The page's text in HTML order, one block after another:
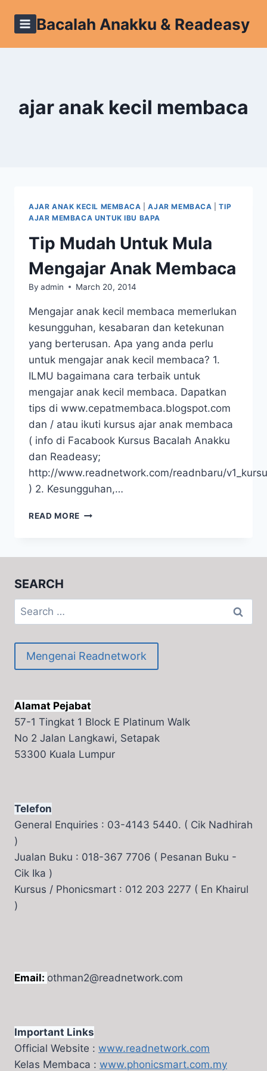
Bacalah Anakku & Readeasy
ajar anak kecil membaca
AJAR ANAK KECIL MEMBACA |AJAR MEMBACA |TIP
AJAR MEMBACA UNTUK IBU BAPA
Tip Mudah Untuk Mula
Mengajar Anak Membaca
By admin March 20, 2014
Mengajar anak kecil membaca memerlukan
kesungguhan, kesabaran dan ketekunan
yang berterusan. Apa yang anda perlu
untuk mengajar anak kecil membaca? 1.
ILMU bagaimana cara terbaik untuk
mengajar anak kecil membaca. Dapatkan
tips di www.cepatmembaca.blogspot.com
dan / atau ikuti kursus ajar anak membaca
( info di Facabook Kursus Bacalah Anakku
dan Readeasy;
http://www.readnetwork.com/readnbaru/
) 2. Kesungguhan,…
READ MORE TIP
SEARCH
Search
for:
Mengenai Readnetwork
Alamat Pejabat
57-1 Tingkat 1 Block E Platinum Walk
No 2 Jalan Langkawi, Setapak
53300 Kuala Lumpur
Telefon
General Enquiries : 03-4143 5440. ( Cik Nadhirah
)
Jualan Buku : 018-367 7706 ( Pesanan Buku -
Cik Ika )
Kursus / Phonicsmart : 012 203 2277 ( En Khairul
)
Email: othman2@readnetwork.com
Important Links
Official Website : www.readnetwork.com
Kelas Membaca : www.phonicsmart.com.my